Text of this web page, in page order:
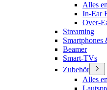
Alles
In-Ear
Over-
Streaming
Smartphones
Beamer
Smart-TVs
Zubehör
Alles